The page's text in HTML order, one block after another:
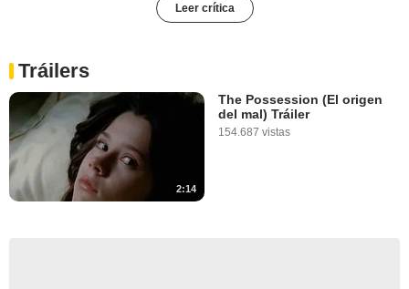
Leer crítica
Tráilers
2:14
The Possession (El origen
del mal) Tráiler
154.687 vistas